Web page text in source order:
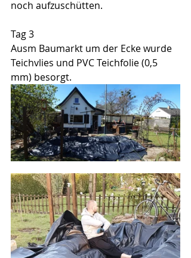
noch aufzuschütten.
Tag 3
Ausm Baumarkt um der Ecke wurde
Teichvlies und PVC Teichfolie (0,5
mm) besorgt.